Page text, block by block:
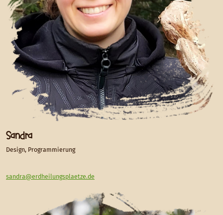
Sandra
Design, Programmierung
sandra@erdheilungsplaetze.de